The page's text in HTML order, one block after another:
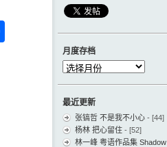
月度存档
月
档
最近更新
张镐哲 不是我不小心 - [44]
杨林 把心留住 - [52]
林一峰 粤语作品集 Shadow